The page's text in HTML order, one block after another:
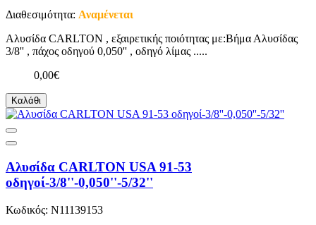
Διαθεσιμότητα: Αναμένεται
Αλυσίδα CARLTON , εξαιρετικής ποιότητας με:Βήμα Αλυσίδας
3/8'' , πάχος οδηγού 0,050'' , οδηγό λίμας .....
0,00€
Καλάθι
Αλυσίδα CARLTON USA 91-53
οδηγοί-3/8''-0,050''-5/32''
Κωδικός: N11139153